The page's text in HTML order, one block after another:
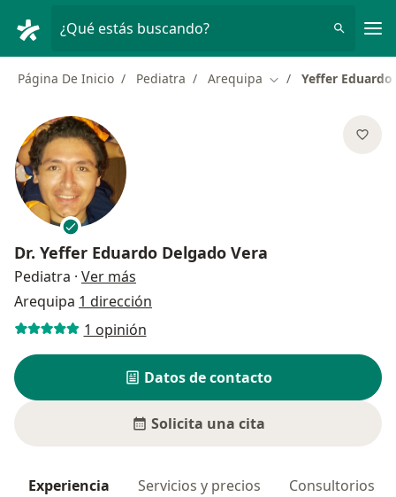
¿Qué estás buscando?
Página De Inicio Pediatra Arequipa Cambiar de ciudad
Yeffer
Dr. Yeffer Eduardo Delgado Vera
Pediatra · Ver más
Arequipa 1 dirección
1 opinión
Datos de contacto
Solicita una cita
Experiencia Servicios y precios Consultorios